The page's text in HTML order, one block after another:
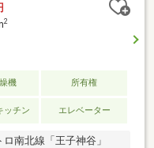
2
機 所有権
ッチン エレベーター
南北線「王子神谷」